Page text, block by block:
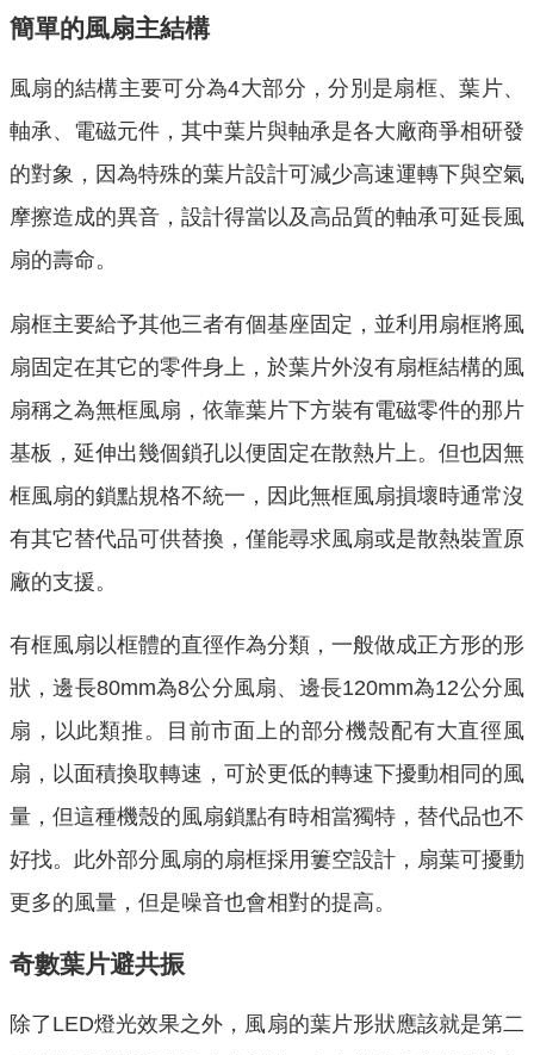
簡單的風扇主結構
風扇的結構主要可分為4大部分，分別是扇框、葉片、
軸承、電磁元件，其中葉片與軸承是各大廠商爭相研發
的對象，因為特殊的葉片設計可減少高速運轉下與空氣
摩擦造成的異音，設計得當以及高品質的軸承可延長風
扇的壽命。
扇框主要給予其他三者有個基座固定，並利用扇框將風
扇固定在其它的零件身上，於葉片外沒有扇框結構的風
扇稱之為無框風扇，依靠葉片下方裝有電磁零件的那片
基板，延伸出幾個鎖孔以便固定在散熱片上。但也因無
框風扇的鎖點規格不統一，因此無框風扇損壞時通常沒
有其它替代品可供替換，僅能尋求風扇或是散熱裝置原
廠的支援。
有框風扇以框體的直徑作為分類，一般做成正方形的形
狀，邊長80mm為8公分風扇、邊長120mm為12公分風
扇，以此類推。目前市面上的部分機殼配有大直徑風
扇，以面積換取轉速，可於更低的轉速下擾動相同的風
量，但這種機殼的風扇鎖點有時相當獨特，替代品也不
好找。此外部分風扇的扇框採用簍空設計，扇葉可擾動
更多的風量，但是噪音也會相對的提高。
奇數葉片避共振
除了LED燈光效果之外，風扇的葉片形狀應該就是第二